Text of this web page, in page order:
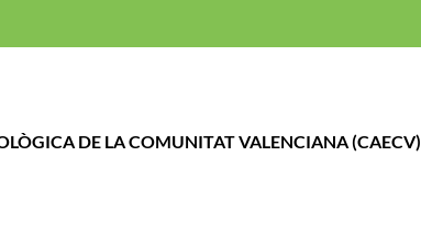
DE LA COMUNITAT VALENCIANA (CAECV)